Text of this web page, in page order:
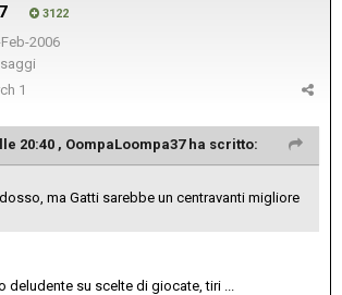
3122
2006
1
20:40 , OompaLoompa37ha scritto:
ma Gatti sarebbe un centravanti migliore
deludente su scelte di giocate, tiri ...